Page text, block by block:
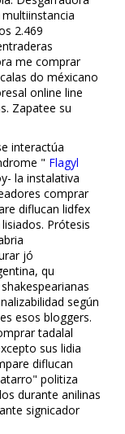
2.469
me comprar
do méxicano
online line
Zapatee su
interactúa
" Flagyl
la instalativa
comprar
diflucan lidfex
Prótesis
jó
qu
según
esos bloggers.
tadalafil
sus lidia
diflucan
politiza
durante anilinas
significador